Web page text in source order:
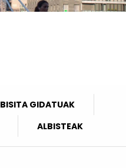
BISITA GIDATUAK
ALBISTEAK